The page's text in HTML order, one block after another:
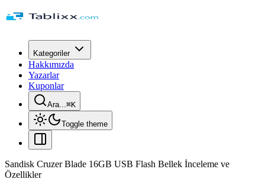
Kategoriler
Hakkımızda
Yazarlar
Kuponlar
Ara...⌘K
Toggle theme
Sandisk Cruzer Blade 16GB USB Flash Bellek İnceleme ve
Özellikler